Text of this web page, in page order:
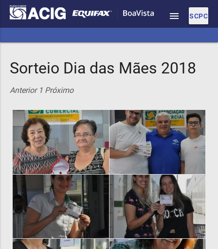
SCPC
menu
Sorteio Dia das Mães 2018
Anterior 1 Próximo